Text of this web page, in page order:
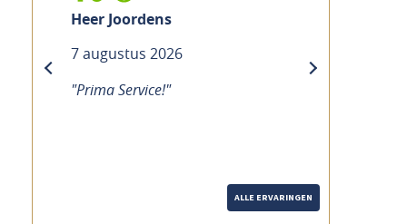
next
ALLE ERVARINGEN